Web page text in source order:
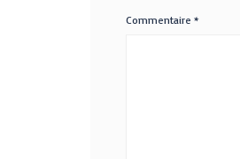
Commentaire *